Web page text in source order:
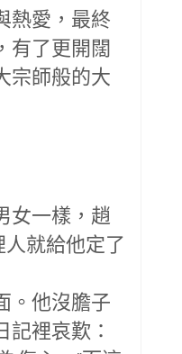
熱愛，最終
有了更開闊
宗師般的大
女一樣，趙
人就給他定了
。他沒膽子
記裡哀歎：